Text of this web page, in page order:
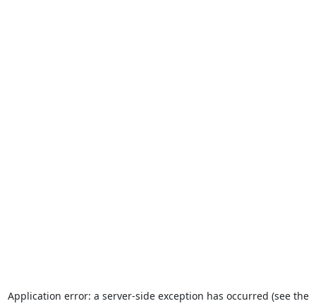
Application error: a server-side exception has occurred (see the